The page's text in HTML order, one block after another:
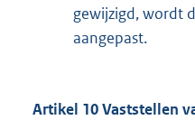
gewijzigd, wordt
aangepast.
Artikel 10 Vaststellen